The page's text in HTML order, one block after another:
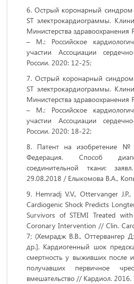
Острый коронарный синдром
ST электрокардиограммы.
Министерства здравоохранения
– М.: Российское
участии Ассоциации
России. 2020: 12-25;
Острый коронарный
ST электрокардиограммы.
Министерства здравоохранения
– М.: Российское
участии Ассоциации
России. 2020: 18-22;
Патент на изобретение №
Федерация. Способ
соединительной ткани:
29.08.2018 / Елыкомова В.А.,
Hemradj V.V., Ottervanger
Cardiogenic Shock Predicts
Survivors of STEMI Treated
Coronary Intervention // Clin.
7; (Хемрадж В.В., Оттервангер
др.]. Кардиогенный шок
смертность у выживших после
получавших первичное
вмешательство // Кардиол.